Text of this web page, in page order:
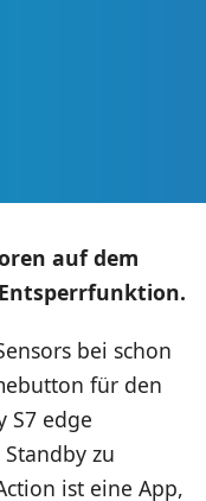
auf dem
bei schon
für den
S7 edge
zu
ist eine App,